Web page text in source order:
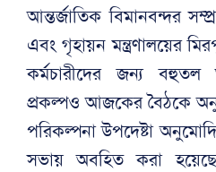
আন্তর্জাতিক বিমানবন্দর
এবং গৃহায়ন মন্ত্রণালয়ের
কর্মচারীদের জন্য বহুতল
প্রকল্পও আজকের বৈঠকে
পরিকল্পনা উপদেষ্টা
সভায় অবহিত করা